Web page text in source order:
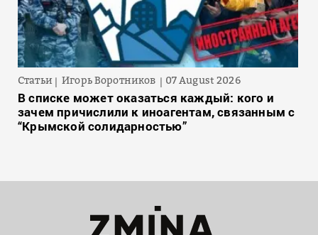
Статьи Игорь Воротников 07 August 2026
В списке может оказаться каждый: кого и
зачем причислили к иноагентам, связанным с
“Крымской солидарностью”